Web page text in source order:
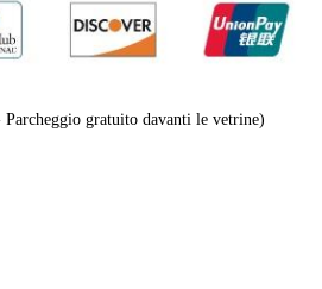
gratuito davanti le vetrine)